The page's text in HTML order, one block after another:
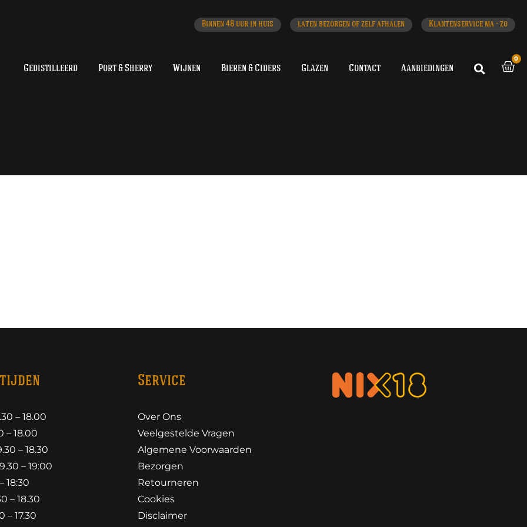
Binnen 48 uur in huis laten bezorgen of zelf afhalen Klantenservice ma - zo
Gedistilleerd Port & Sherry Wijnen Bieren & Ciders Glazen Contact Aanbiedingen
0
– 18.00
– 18.00
– 18.30
– 19:00
18:30
– 18.30
– 17.30
Service
Over Ons
Veelgestelde Vragen
Algemene Voorwaarden
Bezorgen
Retourneren
Cookies
Disclaimer